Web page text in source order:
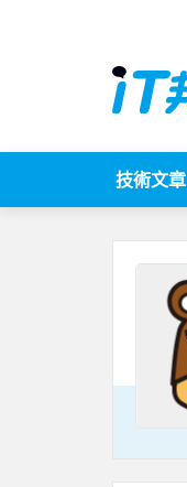
技術文章